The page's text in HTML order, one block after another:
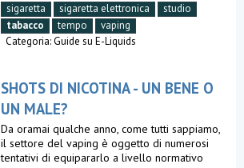
sigaretta
sigaretta elettronica
studio
tabacco
tempo
vaping
Categoria:Guide su E-Liquids
SHOTS DI NICOTINA - UN BENE O
UN MALE?
Da oramai qualche anno, come tutti sappiamo,
il settore del vaping è oggetto di numerosi
tentativi di equipararlo a livello normativo